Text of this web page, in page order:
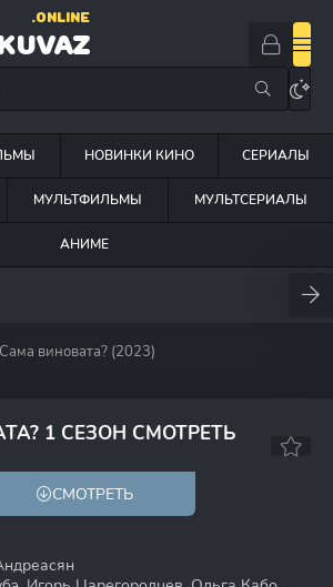
.ONLINE
НОВИНКИ КИНО СЕРИАЛЫ
МУЛЬТФИЛЬМЫ МУЛЬТСЕРИАЛЫ
АНИМЕ
виновата? (2023)
1 СЕЗОН СМОТРЕТЬ
СМОТРЕТЬ